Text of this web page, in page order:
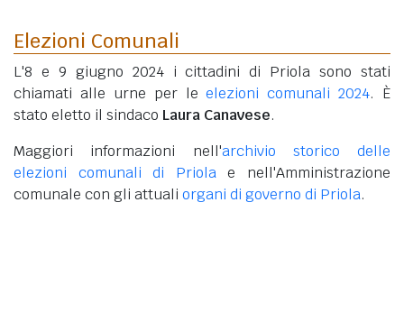
Elezioni Comunali
L'8 e 9 giugno 2024 i cittadini di Priola sono stati
chiamati alle urne per leelezioni comunali 2024. È
stato eletto il sindaco Laura Canavese.
Maggiori informazioni nell'archivio storico delle
elezioni comunali di Priolae nell'Amministrazione
comunale con gli attuali organi di governo di Priola.